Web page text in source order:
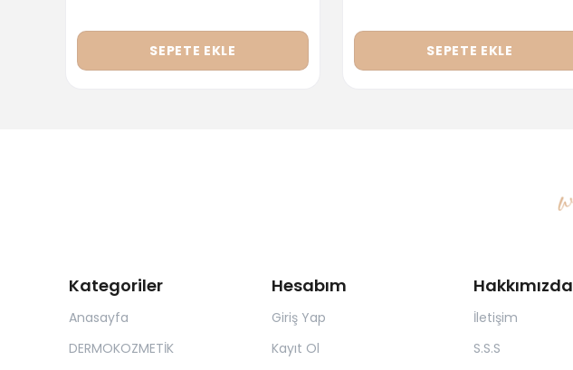
SEPETE EKLE SEPETE EKLE
Kategoriler
Anasayfa
DERMOKOZMETİK
Hesabım
Giriş Yap
Kayıt Ol
Hakkımızda
İletişim
S.S.S